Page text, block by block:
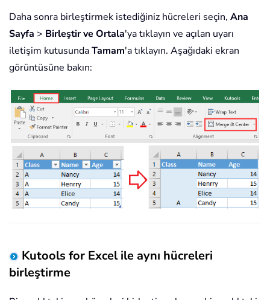
Daha sonra birleştirmek istediğiniz hücreleri seçin, Ana
Sayfa > Birleştir ve Ortala'ya tıklayın ve açılan uyarı
iletişim kutusundaTamam'a tıklayın. Aşağıdaki ekran
görüntüsüne bakın:
Kutools for Excel ile aynı hücreleri
birleştirme